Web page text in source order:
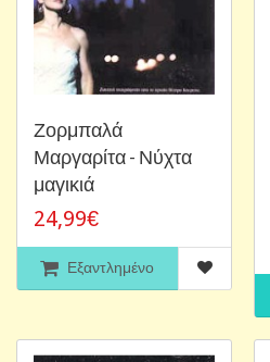
Ζορμπαλά
Μαργαρίτα - Νύχτα
μαγικιά
24,99€
Εξαντλημένο